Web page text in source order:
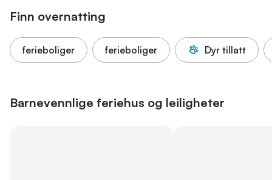
Finn overnatting
ferieboliger ferieboliger Dyr tillatt
Barnevennlige feriehus og leiligheter